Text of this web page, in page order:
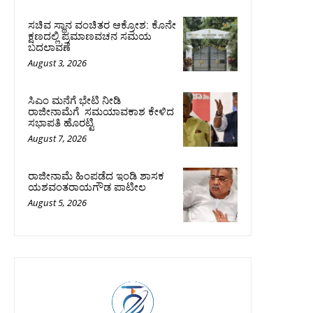
ಸಚಿವ ಸ್ಥಾನ ವಂಚಿತರ ಆಕ್ರೋಶ: ಕೊನೇ
ಕ್ಷಣದಲ್ಲಿ ಪ್ರಮಾಣವಚನ ಸಮಯ
ಬದಲಾವಣೆ
August 3, 2026
ಸಿಎಂ ಮನೆಗೆ ಭೇಟಿ ನೀಡಿ
ರಾಜೀನಾಮೆಗೆ ಸಮಯಾವಕಾಶ ಕೇಳಿದ
ಸಭಾಪತಿ ಹೊರಟ್ಟಿ
August 7, 2026
ರಾಜೀನಾಮೆ ಹಿಂಪಡೆದ ಇಂಡಿ ಶಾಸಕ
ಯಶವಂತರಾಯಗೌಡ ಪಾಟೀಲ
August 5, 2026